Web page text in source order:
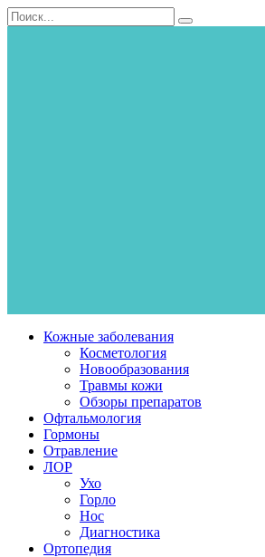
Перейти
к
Search
for:
Кожные заболевания
Косметология
Новообразования
Травмы кожи
Обзоры препаратов
Офтальмология
Гормоны
Отравление
ЛОР
Ухо
Горло
Нос
Диагностика
Ортопедия